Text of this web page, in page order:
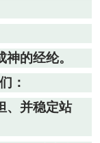
的经纶。
：
、并稳定站